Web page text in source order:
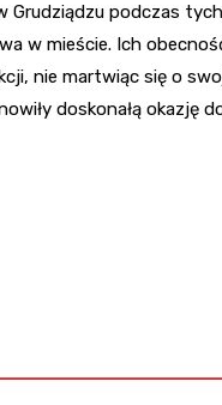
Grudziądzu podczas
w mieście. Ich
nie martwiąc się o
doskonałą okazję